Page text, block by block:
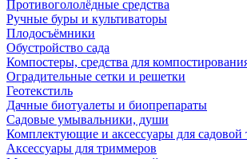
Противогололёдные средства
Ручные буры и культиваторы
Плодосъёмники
Обустройство сада
Компостеры, средства для
Оградительные сетки и решетки
Геотекстиль
Дачные биотуалеты и биопрепараты
Садовые умывальники, души
Комплектующие и аксессуары для садовой
Аксессуары для триммеров